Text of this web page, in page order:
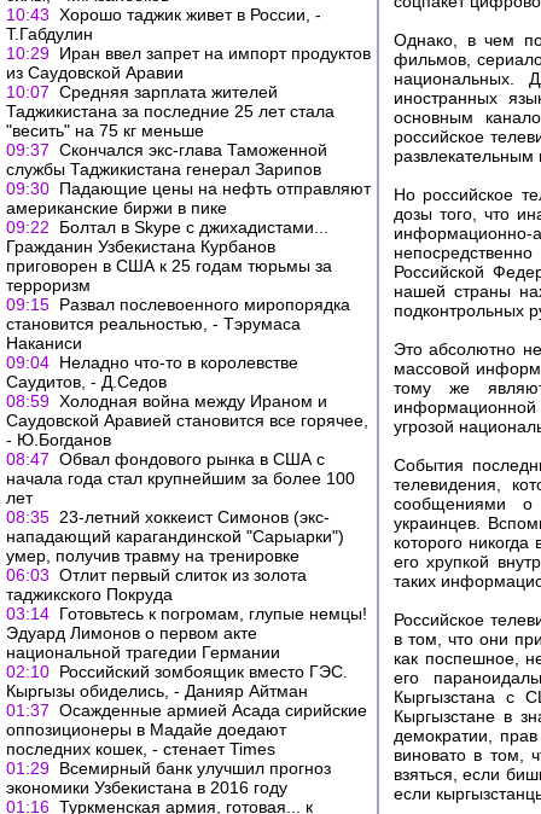
10:43 Хорошо таджик живет в России, -
Т.Габдулин
10:29 Иран ввел запрет на импорт продуктов
из Саудовской Аравии
10:07 Средняя зарплата жителей
Таджикистана за последние 25 лет стала
"весить" на 75 кг меньше
09:37 Скончался экс-глава Таможенной
службы Таджикистана генерал Зарипов
09:30 Падающие цены на нефть отправляют
американские биржи в пике
09:22
Болтал в Skype с джихадистами...
Гражданин Узбекистана Курбанов
приговорен в США к 25 годам тюрьмы за
терроризм
09:15 Развал послевоенного миропорядка
становится реальностью, - Тэрумаса
Наканиси
09:04 Неладно что-то в королевстве
Саудитов, - Д.Седов
08:59 Холодная война между Ираном и
Саудовской Аравией становится все горячее,
- Ю.Богданов
08:47 Обвал фондового рынка в США с
начала года стал крупнейшим за более 100
лет
08:35 23-летний хоккеист Симонов (экс-
нападающий карагандинской "Сарыарки")
умер, получив травму на тренировке
06:03 Отлит первый слиток из золота
таджикского Покруда
03:14 Готовьтесь к погромам, глупые немцы!
Эдуард Лимонов о первом акте
национальной трагедии Германии
02:10 Российский зомбоящик вместо ГЭС.
Кыргызы обиделись, - Данияр Айтман
01:37 Осажденные армией Асада сирийские
оппозиционеры в Мадайе доедают
последних кошек, - стенает Times
01:29 Всемирный банк улучшил прогноз
экономики Узбекистана в 2016 году
01:16 Туркменская армия, готовая... к
Однако, в чем
фильмов,
национальных.
иностранных
основным
российское
развлекательным
Но российское
дозы того, что
информационно-
Российской
нашей страны
подконтрольных
Это абсолютно
массовой
тому же
угрозой
События
телевидения,
сообщениями о
украинцев.
которого
его хрупкой
таких
Российское
в том, что они
как поспешное,
его
Кыргызстана с
Кыргызстане в
демократии,
виновато в том,
взяться, если
если